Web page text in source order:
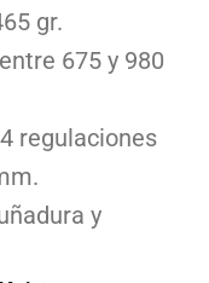
gr.
675 y 980
regulaciones
y